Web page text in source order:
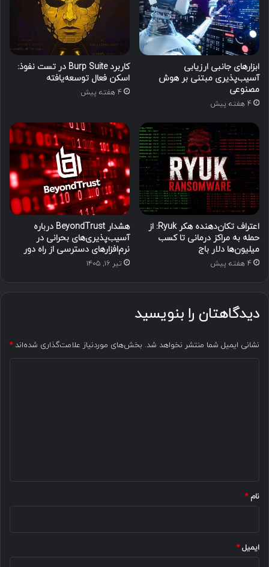
ابزارهای جانبی ارزیابی
آسیب‌پذیری مبتنی بر هوش
مصنوعی
4 هفته پیش
کاربرد Burp Suite در تست نفوذ:
اسکن فعال توسعه‌یافته
4 هفته پیش
اعتراف تکان‌دهنده هکر Ryuk: از
حمله به مراکز درمانی تا کسب
میلیون‌ها دلار باج
4 هفته پیش
هشدار BeyondTrust درباره
آسیب‌پذیری‌های بحرانی در
نرم‌افزارهای دسترسی از راه دور
تیر ۱۶, ۱۴۰۵
دیدگاهتان را بنویسید
نشانی ایمیل شما منتشر نخواهد شد. بخش‌های موردنیاز علامت‌گذاری شده‌اند*
نام*
ایمیل*